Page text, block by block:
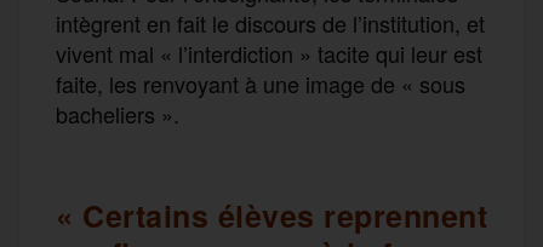
intègrent en fait le discours de l’institution, et
vivent mal « l’interdiction » tacite qui leur est
faite, les renvoyant à une image de « sous
bacheliers ».
« Certains élèves reprennent